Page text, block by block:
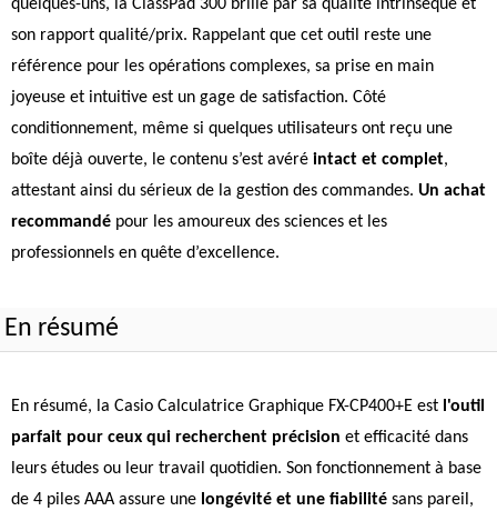
quelques-uns, la ClassPad 300 brille par sa qualité intrinsèque et
son rapport qualité/prix. Rappelant que cet outil reste une
référence pour les opérations complexes, sa prise en main
joyeuse et intuitive est un gage de satisfaction. Côté
conditionnement, même si quelques utilisateurs ont reçu une
boîte déjà ouverte, le contenu s’est avéré intact et complet,
attestant ainsi du sérieux de la gestion des commandes. Un achat
recommandé pour les amoureux des sciences et les
professionnels en quête d’excellence.
En résumé
En résumé, la Casio Calculatrice Graphique FX-CP400+E est l'outil
parfait pour ceux qui recherchent précision et efficacité dans
leurs études ou leur travail quotidien. Son fonctionnement à base
de 4 piles AAA assure une longévité et une fiabilité sans pareil,